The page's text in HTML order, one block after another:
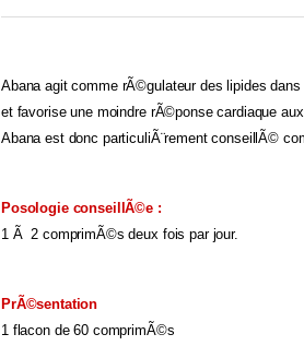
Abana agit comme rÃ©gulateur des lipides
et favorise une moindre rÃ©ponse cardiaque
Abana est donc particuliÃ¨rement conseillÃ©
Posologie conseillÃ©e :
1 Ã 2 comprimÃ©s deux fois par jour.
PrÃ©sentation
1 flacon de 60 comprimÃ©s